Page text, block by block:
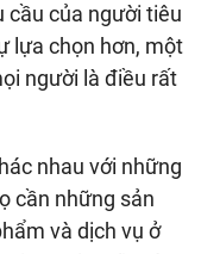
cầu của người tiêu
lựa chọn hơn, một
người là điều rất
nhau với những
cần những sản
và dịch vụ ở